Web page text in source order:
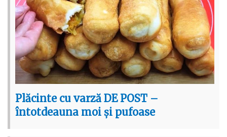
Plăcinte cu varză DE POST –
întotdeauna moi și pufoase